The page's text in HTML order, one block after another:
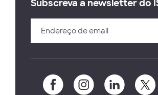
Subscreva a newsletter do